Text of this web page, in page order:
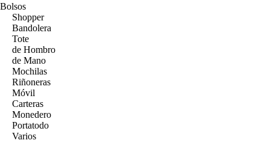
Bolsos
Shopper
Bandolera
Tote
de Hombro
de Mano
Mochilas
Riñoneras
Móvil
Carteras
Monedero
Portatodo
Varios